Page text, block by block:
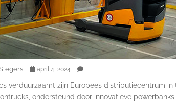
april 4, 2024
verduurzaamt zijn Europees distributiecentrum
ondersteund door innovatieve powerbanks